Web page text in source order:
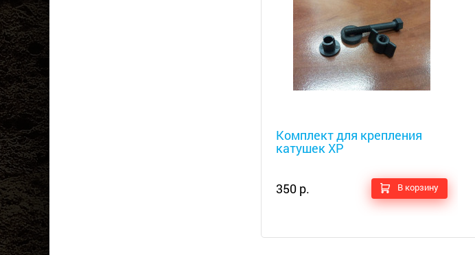
Комплект для крепления
катушек XP
350 р. В корзину